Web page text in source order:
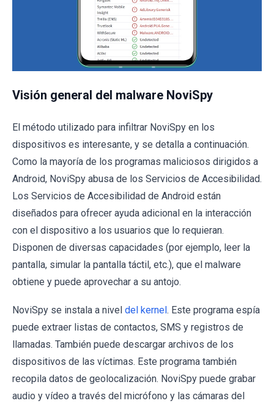
Visión general del malware NoviSpy
El método utilizado para infiltrar NoviSpy en los
dispositivos es interesante, y se detalla a continuación.
Como la mayoría de los programas maliciosos dirigidos a
Android, NoviSpy abusa de los Servicios de Accesibilidad.
Los Servicios de Accesibilidad de Android están
diseñados para ofrecer ayuda adicional en la interacción
con el dispositivo a los usuarios que lo requieran.
Disponen de diversas capacidades (por ejemplo, leer la
pantalla, simular la pantalla táctil, etc.), que el malware
obtiene y puede aprovechar a su antojo.
NoviSpy se instala a nivel del kernel. Este programa espía
puede extraer listas de contactos, SMS y registros de
llamadas. También puede descargar archivos de los
dispositivos de las víctimas. Este programa también
recopila datos de geolocalización. NoviSpy puede grabar
audio y vídeo a través del micrófono y las cámaras del